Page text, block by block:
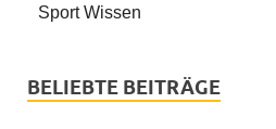
Sport Wissen
BELIEBTE BEITRÄGE